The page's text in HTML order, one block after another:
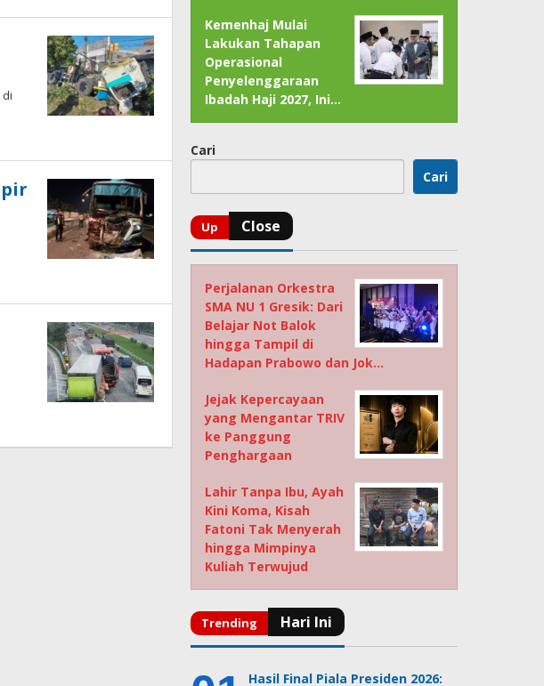
Kemenhaj Mulai
Lakukan Tahapan
Operasional
Penyelenggaraan
Ibadah Haji 2027, Ini…
Cari
Cari
Perjalanan Orkestra
SMA NU 1 Gresik: Dari
Belajar Not Balok
hingga Tampil di
Hadapan Prabowo dan Jok…
Jejak Kepercayaan
yang Mengantar TRIV
ke Panggung
Penghargaan
Lahir Tanpa Ibu, Ayah
Kini Koma, Kisah
Fatoni Tak Menyerah
hingga Mimpinya
Kuliah Terwujud
Hasil Final Piala Presiden 2026: